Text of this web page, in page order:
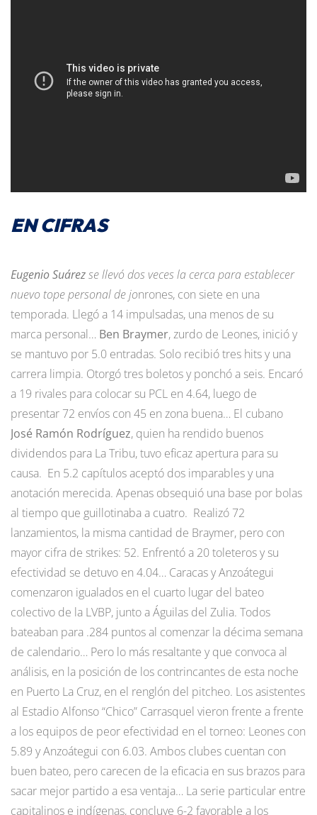
EN CIFRAS
Eugenio Suárezse llevó dos veces la cerca para establecer
nuevo tope personal de jonrones, con siete en una
temporada. Llegó a 14 impulsadas, una menos de su
marca personal… Ben Braymer, zurdo de Leones, inició y
se mantuvo por 5.0 entradas. Solo recibió tres hits y una
carrera limpia. Otorgó tres boletos y ponchó a seis. Encaró
a 19 rivales para colocar su PCL en 4.64, luego de
presentar 72 envíos con 45 en zona buena… El cubano
José Ramón Rodríguez, quien ha rendido buenos
dividendos para La Tribu, tuvo eficaz apertura para su
causa. En 5.2 capítulos aceptó dos imparables y una
anotación merecida. Apenas obsequió una base por bolas
al tiempo que guillotinaba a cuatro. Realizó 72
lanzamientos, la misma cantidad de Braymer, pero con
mayor cifra de strikes: 52. Enfrentó a 20 toleteros y su
efectividad se detuvo en 4.04… Caracas y Anzoátegui
comenzaron igualados en el cuarto lugar del bateo
colectivo de la LVBP, junto a Águilas del Zulia. Todos
bateaban para .284 puntos al comenzar la décima semana
de calendario… Pero lo más resaltante y que convoca al
análisis, en la posición de los contrincantes de esta noche
en Puerto La Cruz, en el renglón del pitcheo. Los asistentes
al Estadio Alfonso “Chico” Carrasquel vieron frente a frente
a los equipos de peor efectividad en el torneo: Leones con
5.89 y Anzoátegui con 6.03. Ambos clubes cuentan con
buen bateo, pero carecen de la eficacia en sus brazos para
sacar mejor partido a esa ventaja… La serie particular entre
capitalinos e indígenas, concluye 6-2 favorable a los